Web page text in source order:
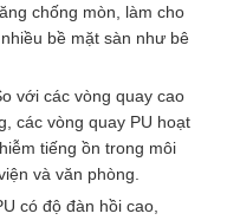
chống mòn, làm cho
bề mặt sàn như bê
với các vòng quay cao
các vòng quay PU hoạt
tiếng ồn trong môi
và văn phòng.
có độ đàn hồi cao,